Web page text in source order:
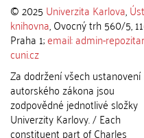
© 2025 Univerzita Karlova,
knihovna, Ovocný trh 560/5,
Praha 1;email: admin-
cuni.cz
Za dodržení všech ustanovení
autorského zákona jsou
zodpovědné jednotlivé složky
Univerzity Karlovy. / Each
constituent part of Charles